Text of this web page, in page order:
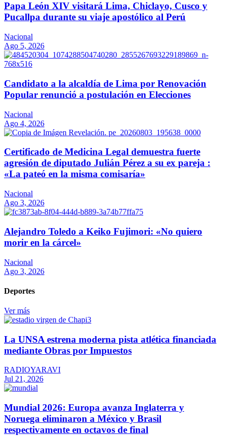
Papa León XIV visitará Lima, Chiclayo, Cusco y
Pucallpa durante su viaje apostólico al Perú
Nacional
Ago 5, 2026
Candidato a la alcaldía de Lima por Renovación
Popular renunció a postulación en Elecciones
Nacional
Ago 4, 2026
Certificado de Medicina Legal demuestra fuerte
agresión de diputado Julián Pérez a su ex pareja :
«La pateó en la misma comisaría»
Nacional
Ago 3, 2026
Alejandro Toledo a Keiko Fujimori: «No quiero
morir en la cárcel»
Nacional
Ago 3, 2026
Deportes
Ver más
La UNSA estrena moderna pista atlética financiada
mediante Obras por Impuestos
RADIOYARAVI
Jul 21, 2026
Mundial 2026: Europa avanza Inglaterra y
Noruega eliminaron a México y Brasil
respectivamente en octavos de final